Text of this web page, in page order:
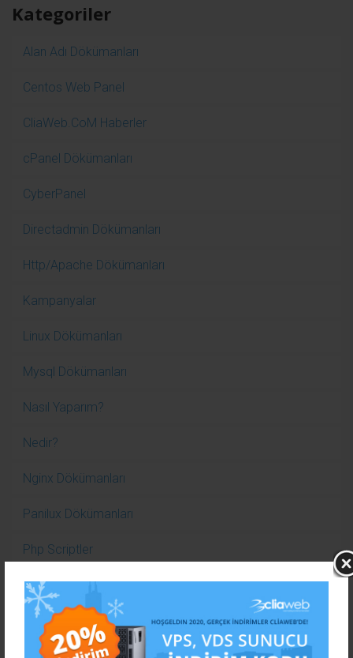
Kategoriler
Alan Adı Dökümanları
Centos Web Panel
CliaWeb.CoM Haberler
cPanel Dökümanları
CyberPanel
Directadmin Dökümanları
Http/Apache Dökümanları
Kampanyalar
Linux Dökümanları
Mysql Dökümanları
Nasıl Yaparım?
Nedir?
Nginx Dökümanları
Panilux Dökümanları
Php Scriptler
Plesk Panel Dökümanları
VestaCP Panel